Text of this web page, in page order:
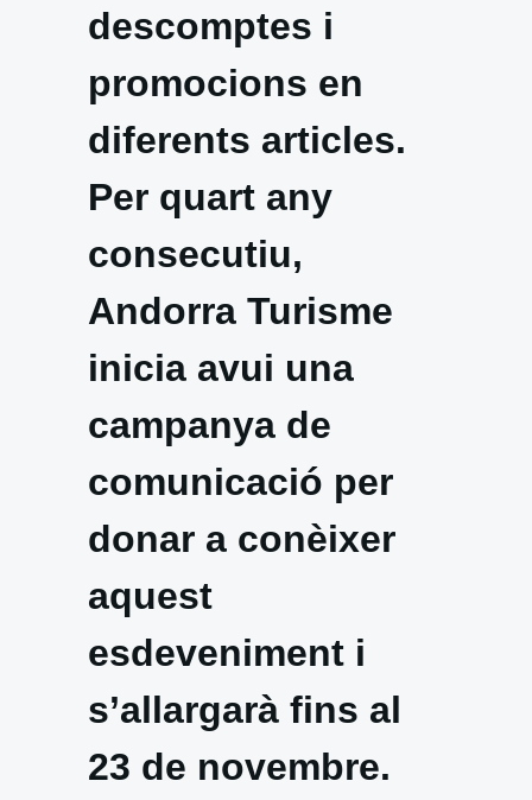
descomptes i
promocions en
diferents articles.
Per quart any
consecutiu,
Andorra Turisme
inicia avui una
campanya de
comunicació per
donar a conèixer
aquest
esdeveniment i
s’allargarà fins al
23 de novembre.